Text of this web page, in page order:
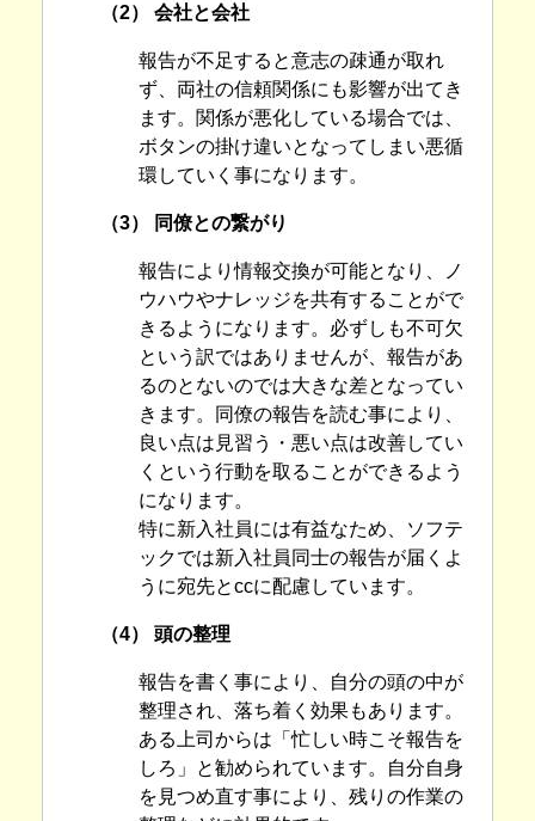
（2） 会社と会社
報告が不足すると意志の疎通が取れ
ず、両社の信頼関係にも影響が出てき
ます。関係が悪化している場合では、
ボタンの掛け違いとなってしまい悪循
環していく事になります。
（3） 同僚との繋がり
報告により情報交換が可能となり、ノ
ウハウやナレッジを共有することがで
きるようになります。必ずしも不可欠
という訳ではありませんが、報告があ
るのとないのでは大きな差となってい
きます。同僚の報告を読む事により、
良い点は見習う・悪い点は改善してい
くという行動を取ることができるよう
になります。
特に新入社員には有益なため、ソフテ
ックでは新入社員同士の報告が届くよ
うに宛先とccに配慮しています。
（4） 頭の整理
報告を書く事により、自分の頭の中が
整理され、落ち着く効果もあります。
ある上司からは「忙しい時こそ報告を
しろ」と勧められています。自分自身
を見つめ直す事により、残りの作業の